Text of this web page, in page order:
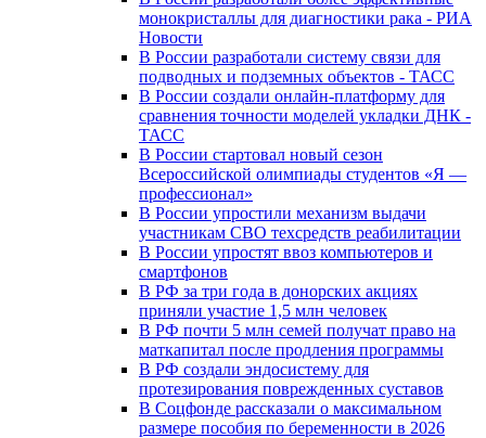
монокристаллы для диагностики рака - РИА
Новости
В России разработали систему связи для
подводных и подземных объектов - ТАСС
В России создали онлайн-платформу для
сравнения точности моделей укладки ДНК -
ТАСС
В России стартовал новый сезон
Всероссийской олимпиады студентов «Я —
профессионал»
В России упростили механизм выдачи
участникам СВО техсредств реабилитации
В России упростят ввоз компьютеров и
смартфонов
В РФ за три года в донорских акциях
приняли участие 1,5 млн человек
В РФ почти 5 млн семей получат право на
маткапитал после продления программы
В РФ создали эндосистему для
протезирования поврежденных суставов
В Соцфонде рассказали о максимальном
размере пособия по беременности в 2026